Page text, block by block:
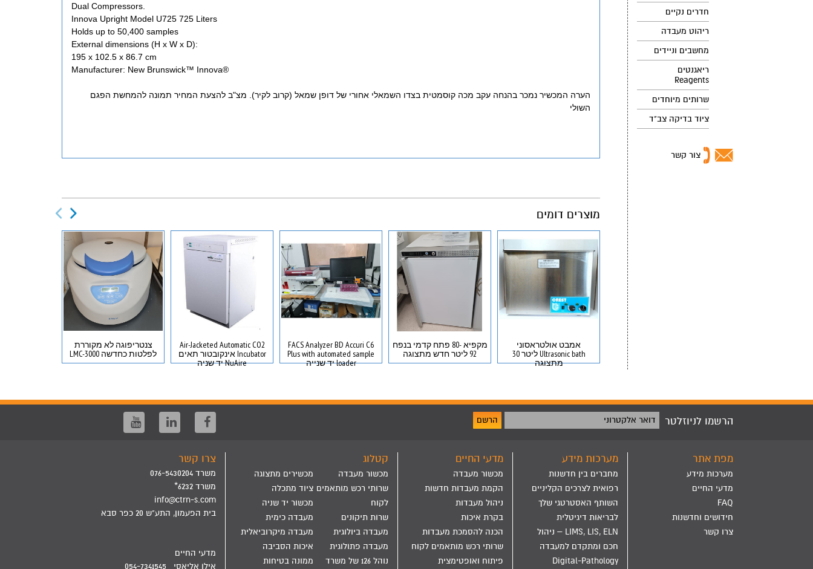
חדרים נקיים
ריהוט מעבדה
מחשבים וניידים
ריאגנטים
Reagents
שרותים מיוחדים
ציוד בדיקה צב"ד
צור קשר
Dual Compressors.
Innova Upright Model U725 725 Liters
Holds up to 50,400 samples
External dimensions (H x W x D):
195 x 102.5 x 86.7 cm
Manufacturer: New Brunswick™ Innova®
הערה המכשיר נמכר בהנחה עקב מכה קוסמטית בצדו השמאלי אחורי של דופן שמאל (קרוב לקיר). מצ"ב להצעת המחיר תמונה להמחשת הפגם
השולי
מוצרים דומים
אמבט אולטראסוני
Ultrasonic bath ליטר 30
מתצוגה
מקפיא -80 פתח קדמי בנפח
92 ליטר חדש מתצוגה
FACS Analyzer BD Accuri C6
Plus with automated sample
loader יד שנייה
Air-Jacketed Automatic CO2
Incubator אינקובטור תאים
NuAire יד שניה
צנטריפוגה לא מקוררת
לפלטות כחדשה LMC-3000
הרשמו לניוזלטר דואר אלקטרוני הרשם
מפת אתר
מערכות מידע
מדעי החיים
FAQ
חידושים וחדשנות
צרו קשר
מערכות מידע
מחברים בין חדשנות
רפואית לצרכים הקליניים
השותף האסטרטגי שלך
לבריאות דיגיטלית
LIMS, LIS, ELN – ניהול
חכם ומתקדם למעבדה
Digital-Pathology
מדעי החיים
מכשור מעבדה
הקמת מעבדות חדשות
ניהול מעבדות
בקרת איכות
הכנה להסמכת מעבדות
שרותי רכש מותאמים לקוח
פיתוח ואופטימצית
קטלוג
מכשור מעבדה
מכשירים מתצוגה
שרותי רכש מותאמים
לקוח
ציוד מתכלה
מכשור יד שניה
שרות תיקונים
מעבדה כימית
מעבדה ביולוגית
מעבדה מיקרוביאלית
מעבדה פתולוגית
איכות הסביבה
נוהל 126 של משרד
ממונה בטיחות
צרו קשר
משרד 076-5430204
משרד 6232*
info@ctrn-s.com
בית הפעמון, התע"ש 20 כפר סבא
מדעי החיים
אילן אליאסי 054-7341545